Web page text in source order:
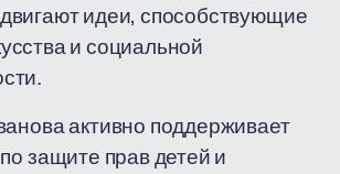
идеи, способствующие
и социальной
активно поддерживает
защите прав детей и